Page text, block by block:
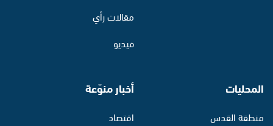
مقالات رأي
فيديو
المحليات
منطقة القدس
أخبار منوّعة
اقتصاد